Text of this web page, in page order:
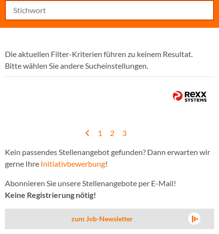
Die aktuellen Filter-Kriterien führen zu keinem Resultat.
Bitte wählen Sie andere Sucheinstellungen.
1 2 3
Kein passendes Stellenangebot gefunden? Dann erwarten wir
gerne Ihre Initiativbewerbung!
Abonnieren Sie unsere Stellenangebote per E-Mail!
Keine Registrierung nötig!
zum Job-Newsletter